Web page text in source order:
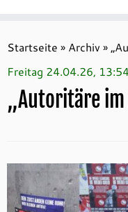
Inhalt
springen
Startseite » Archiv »
Freitag 24.04.26,
„Autoritäre